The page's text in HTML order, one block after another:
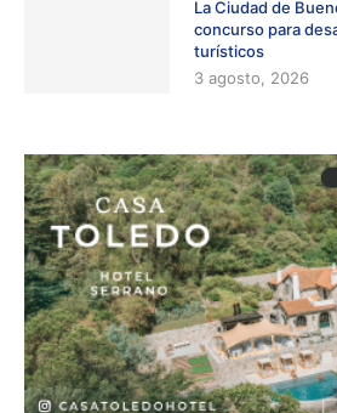
La Ciudad de
concurso para
turísticos
3 agosto, 2026